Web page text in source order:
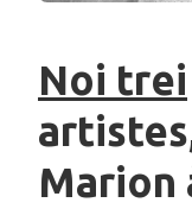
Noi trei
Marion